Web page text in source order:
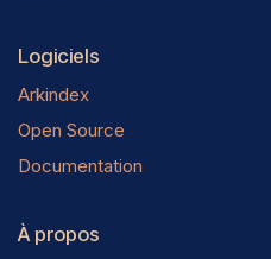
Logiciels
Arkindex
Open Source
Documentation
À propos